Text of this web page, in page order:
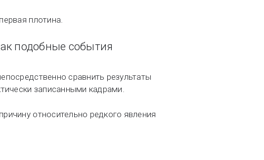
плотина.
подобные события
сравнить результаты
записанными кадрами.
относительно редкого явления